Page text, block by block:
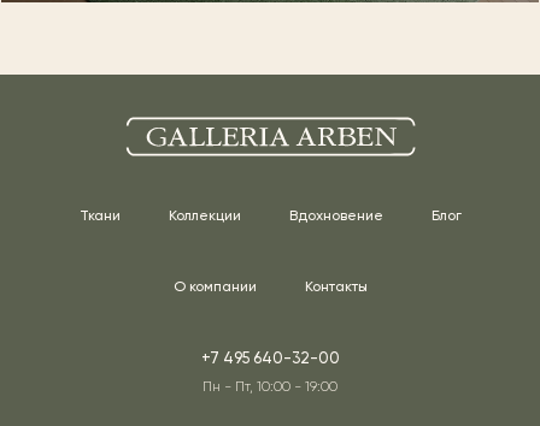
Ткани Коллекции Вдохновение Блог
О компании Контакты
+7 495 640-32-00
Пн - Пт, 10:00 - 19:00